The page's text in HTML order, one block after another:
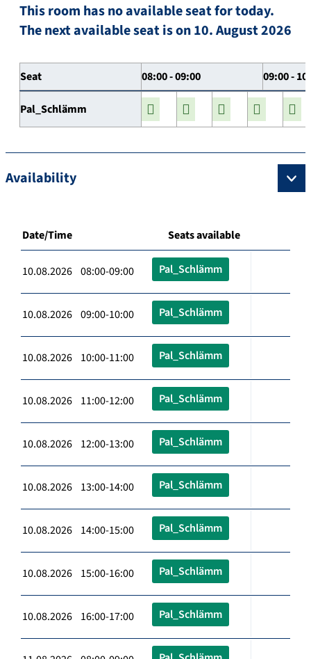
This room has no available seat for today.
The next available seat is on 10. August 2026
Seat 08:00 - 09:00 09:00 -
Pal_Schlämm
Availability
Date/Time Seats available
10.08.2026 08:00-09:00 Pal_Schlämm
10.08.2026 09:00-10:00 Pal_Schlämm
10.08.2026 10:00-11:00 Pal_Schlämm
10.08.2026 11:00-12:00 Pal_Schlämm
10.08.2026 12:00-13:00 Pal_Schlämm
10.08.2026 13:00-14:00 Pal_Schlämm
10.08.2026 14:00-15:00 Pal_Schlämm
10.08.2026 15:00-16:00 Pal_Schlämm
10.08.2026 16:00-17:00 Pal_Schlämm